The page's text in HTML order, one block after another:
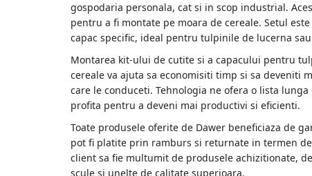
Set chei, tubulare, truse chei
gospodaria personala, cat si in scop industrial.
pentru a fi montate pe moara de cereale. Setul
capac specific, ideal pentru tulpinile de lucerna
Montarea kit-ului de cutite si a capacului pentru
cereale va ajuta sa economisiti timp si sa deveniti
care le conduceti. Tehnologia ne ofera o lista
profita pentru a deveni mai productivi si eficienti.
Toate produsele oferite de Dawer beneficiaza de
pot fi platite prin ramburs si returnate in termen
client sa fie multumit de produsele achizitionate,
scule si unelte de calitate superioara.